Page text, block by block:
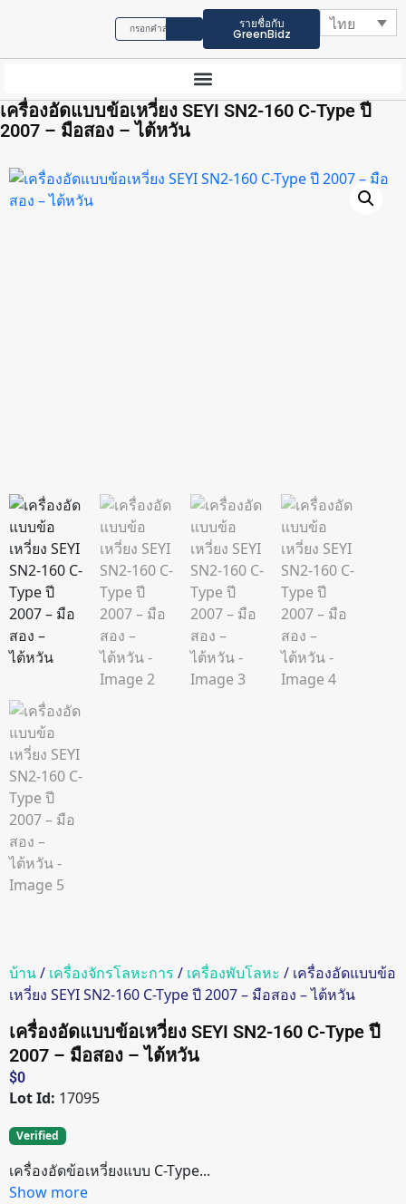
รายชื่อกับ
GreenBidz
ไทย
เครื่องอัดแบบข้อเหวี่ยง SEYI SN2-160 C-Type ปี
2007 – มือสอง – ไต้หวัน
บ้าน/ เครื่องจักรโลหะการ / เครื่องพับโลหะ / เครื่องอัดแบบข้อ
เหวี่ยง SEYI SN2-160 C-Type ปี 2007 – มือสอง – ไต้หวัน
เครื่องอัดแบบข้อเหวี่ยง SEYI SN2-160 C-Type ปี
2007 – มือสอง – ไต้หวัน
$0
Lot Id: 17095
Verified
เครื่องอัดข้อเหวี่ยงแบบ C-Type...
Show more